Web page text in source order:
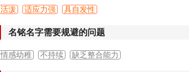
活泼 适应力强 具自发性
名铭名字需要规避的问题
情感幼稚 不持续 缺乏整合能力